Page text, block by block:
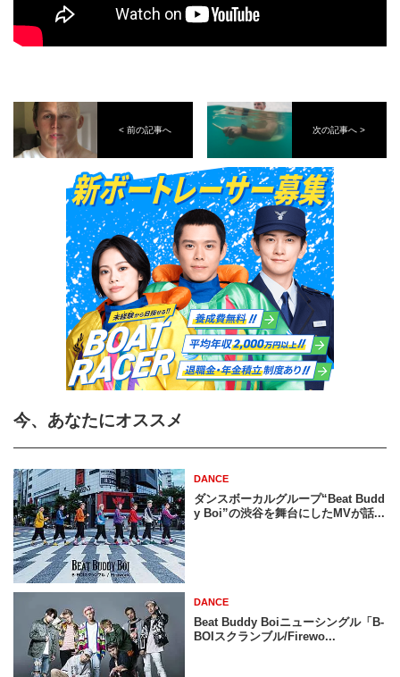
< 前の記事へ 次の記事へ >
今、あなたにオススメ
DANCE
ダンスボーカルグループ“Beat Budd
y Boi”の渋谷を舞台にしたMVが話...
DANCE
Beat Buddy Boiニューシングル「B-
BOIスクランブル/Firewo...